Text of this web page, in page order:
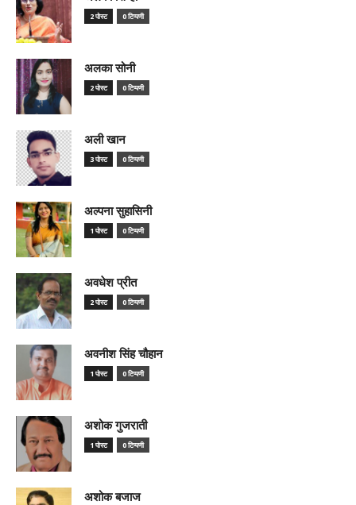
2 पोस्ट 0 टिप्पणी
अलका सोनी
2 पोस्ट 0 टिप्पणी
अली खान
3 पोस्ट 0 टिप्पणी
अल्पना सुहासिनी
1 पोस्ट 0 टिप्पणी
अवधेश प्रीत
2 पोस्ट 0 टिप्पणी
अवनीश सिंह चौहान
1 पोस्ट 0 टिप्पणी
अशोक गुजराती
1 पोस्ट 0 टिप्पणी
अशोक बजाज